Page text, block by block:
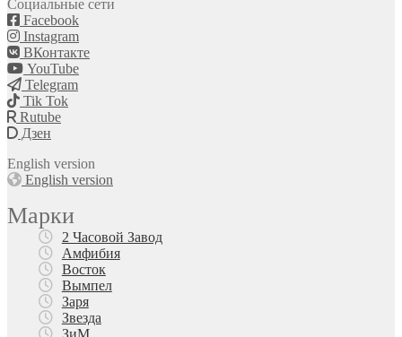
Социальные сети
Facebook
Instagram
ВКонтакте
YouTube
Telegram
Tik Tok
Rutube
Дзен
English version
English version
Марки
2 Часовой Завод
Амфибия
Восток
Вымпел
Заря
Звезда